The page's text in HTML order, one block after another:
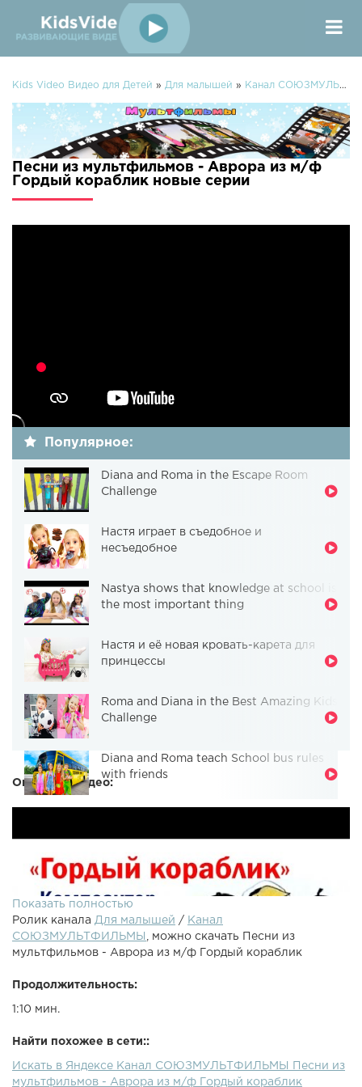
Kids Video Видео для Детей » Для малышей » Канал СОЮЗМУЛЬТФИЛЬМЫ
Песни из мультфильмов - Аврора из м/ф
Гордый кораблик новые серии
Популярное:
Diana and Roma in the Escape Room
Challenge
Настя играет в съедобное и
несъедобное
Nastya shows that knowledge at school is
the most important thing
Настя и её новая кровать-карета для
принцессы
Roma and Diana in the Best Amazing Kids
Challenge
Diana and Roma teach School bus rules
with friends
Описание видео:
Песня из мультфильма "Гордый кораблик"Вздымаются
Показать полностью
Ролик канала Для малышей / Канал
СОЮЗМУЛЬТФИЛЬМЫ
, можно скачать Песни из
мультфильмов - Аврора из м/ф Гордый кораблик
Продолжительность:
1:10 мин.
Найти похожее в сети::
Искать в Яндексе Канал СОЮЗМУЛЬТФИЛЬМЫ Песни из
мультфильмов - Аврора из м/ф Гордый кораблик